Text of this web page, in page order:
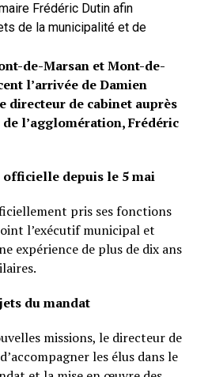
Frédéric Dutin afin
de la municipalité et de
de-Marsan et Mont-de-
l’arrivée de Damien
directeur de cabinet auprès
l’agglomération, Frédéric
depuis le 5 mai
pris ses fonctions
l’exécutif municipal et
expérience de plus de dix ans
du mandat
missions, le directeur de
les élus dans le